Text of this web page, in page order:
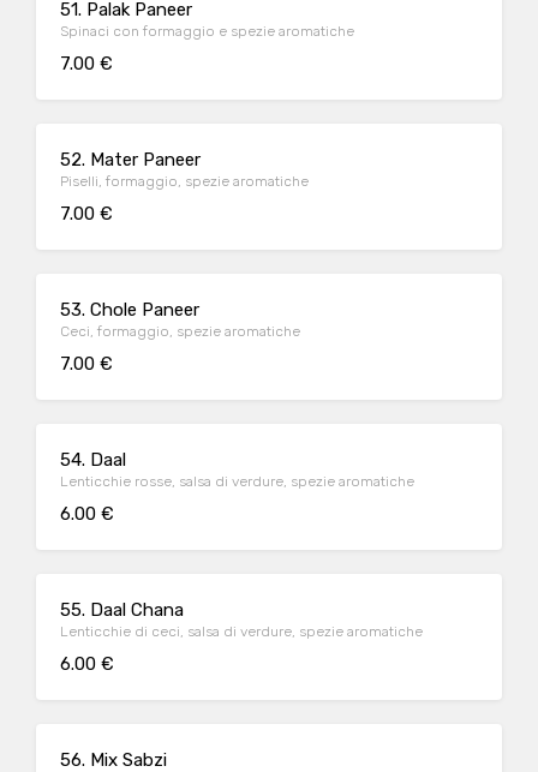
51. Palak Paneer
Spinaci con formaggio e spezie aromatiche
7.00 €
52. Mater Paneer
Piselli, formaggio, spezie aromatiche
7.00 €
53. Chole Paneer
Ceci, formaggio, spezie aromatiche
7.00 €
54. Daal
Lenticchie rosse, salsa di verdure, spezie aromatiche
6.00 €
55. Daal Chana
Lenticchie di ceci, salsa di verdure, spezie aromatiche
6.00 €
56. Mix Sabzi